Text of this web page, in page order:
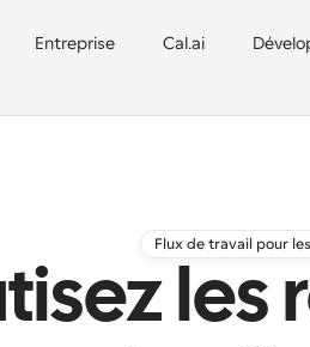
Entreprise Cal.ai
Flux de travail pour
les